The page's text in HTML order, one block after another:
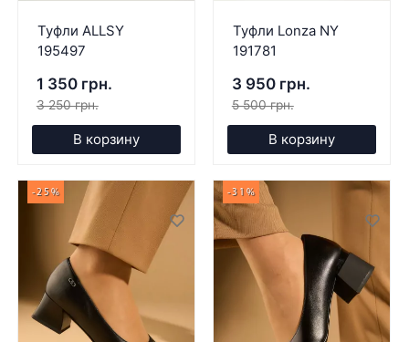
Туфли ALLSY
195497
1 350 грн.
3 250 грн.
В корзину
Туфли Lonza NY
191781
3 950 грн.
5 500 грн.
В корзину
-25% -31%